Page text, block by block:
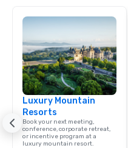
Luxury Mountain
Resorts
Book your next meeting,
conference, corporate retreat,
or incentive program at a
luxury mountain resort.